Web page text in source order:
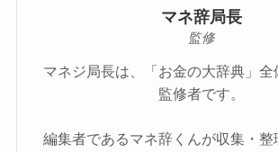
マネ辞局長
監修
マネジ局長は、「お金の大辞典」全
監修者です。
編集者であるマネ辞くんが収集・整